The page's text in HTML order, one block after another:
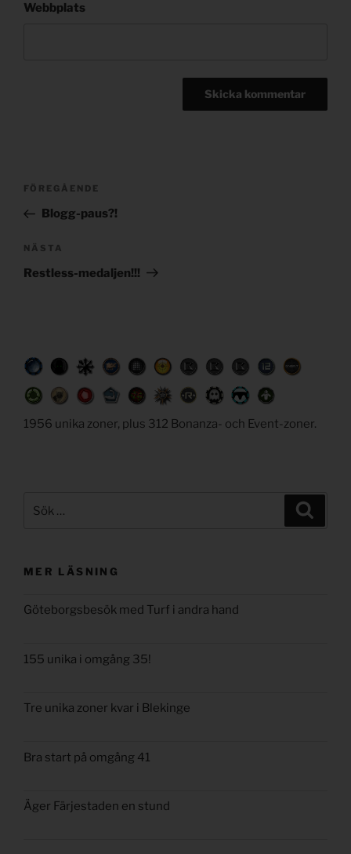
Webbplats
Post
Föregående
inlägg
FÖREGÅENDE
Blogg-paus?!
Nästa
inlägg
NÄSTA
Restless-medaljen!!!
1956 unika zoner, plus 312 Bonanza- och Event-zoner.
efter:
MER LÄSNING
Göteborgsbesök med Turf i andra hand
155 unika i omgång 35!
Tre unika zoner kvar i Blekinge
Bra start på omgång 41
Äger Färjestaden en stund